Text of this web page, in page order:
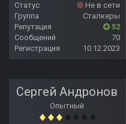
Статус
Не в сети
Группа
Сталкеры
Репутация
52
Сообщений
70
Регистрация
10.12.2023
Сергей Андронов
Опытный